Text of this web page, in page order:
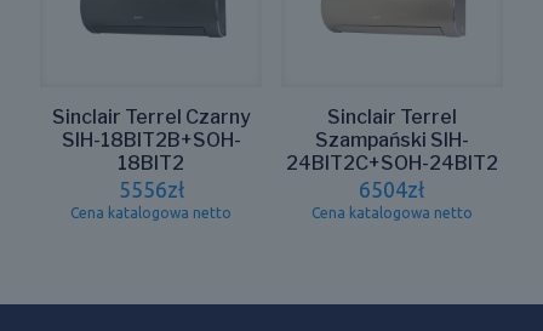
Sinclair Terrel Czarny
SIH-18BIT2B+SOH-
18BIT2
5556zł
Cena katalogowa netto
Sinclair Terrel
Szampański SIH-
24BIT2C+SOH-24BIT2
6504zł
Cena katalogowa netto